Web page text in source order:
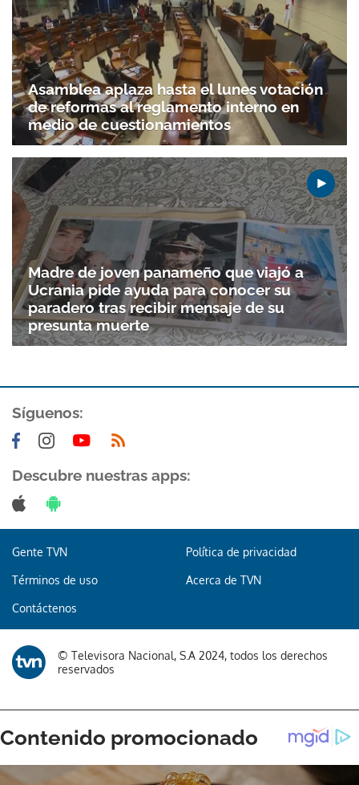
Gracias por suscribirte a nuestro boletín.
Asamblea aplaza hasta el lunes votación
de reformas al reglamento interno en
medio de cuestionamientos
Madre de joven panameño que viajó a
Ucrania pide ayuda para conocer su
paradero tras recibir mensaje de su
presunta muerte
Síguenos:
Descubre nuestras apps:
Gente TVN Política de privacidad
Términos de uso Acerca de TVN
Contáctenos
© Televisora Nacional, S.A 2024, todos los derechos
reservados